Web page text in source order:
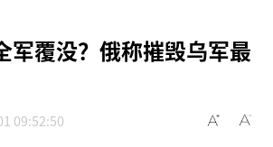
军覆没？俄称摧毁乌军最
09:52:50